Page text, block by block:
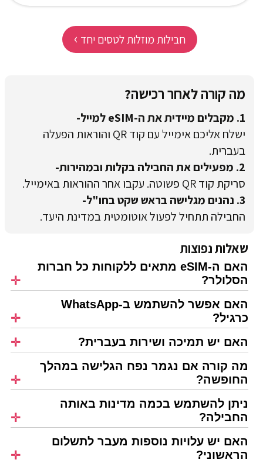
חבילות מוזלות לטסים יחד ›
מה קורה לאחר רכישה?
1. מקבלים מיידית את ה-eSIM למייל-
ישלח אליכם אימייל עם קוד QR והוראות הפעלה
בעברית.
2. מפעילים את החבילה בקלות ובמהירות-
סריקת קוד QR פשוטה. עקבו אחר ההוראות באימייל.
3. נהנים מגלישה בראש שקט בחו"ל-
החבילה תתחיל לפעול אוטומטית במדינת היעד.
שאלות נפוצות
האם ה-eSIM מתאים ללקוחות כל חברות
הסלולר?
האם אפשר להשתמש ב-WhatsApp
כרגיל?
האם יש תמיכה ושירות בעברית?
מה קורה אם נגמר נפח הגלישה במהלך
החופשה?
ניתן להשתמש בכמה מדינות באותה
החבילה?
האם יש עלויות נוספות מעבר לתשלום
הראשוני?